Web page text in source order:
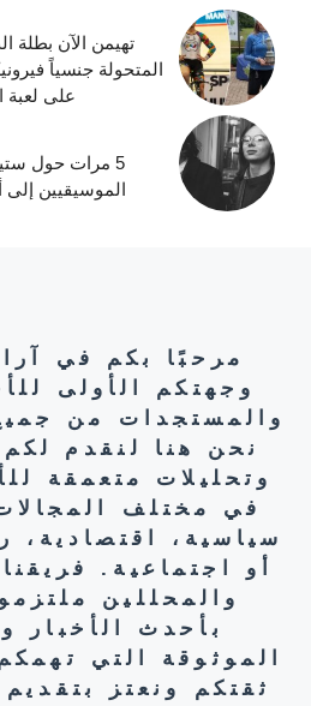
تهيمن الآن بطلة
المتحولة جنسياً
على لعبة
5 مرات حول
الموسيقيين إلى
مرحبًا بكم في
وجهتكم الأولى
والمستجدات من
نحن هنا لنقدم
وتحليلات متعمقة
في مختلف
سياسية، اقتصادية،
أو اجتماعية.
والمحللين
بأحدث الأخبار
الموثوقة التي
ثقتكم ونعتز